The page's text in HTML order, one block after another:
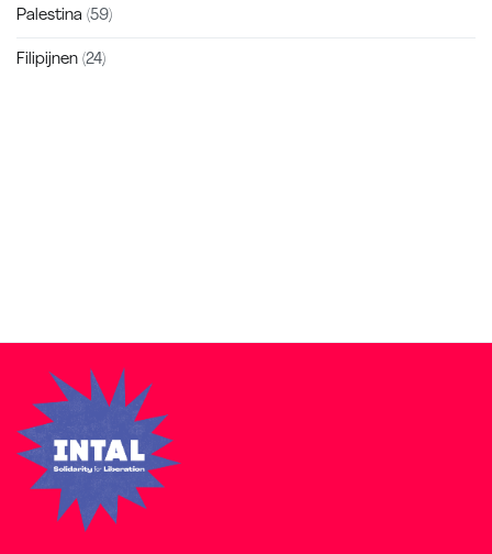
Palestina (59)
Filipijnen (24)